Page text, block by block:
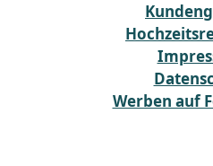
Werben auf